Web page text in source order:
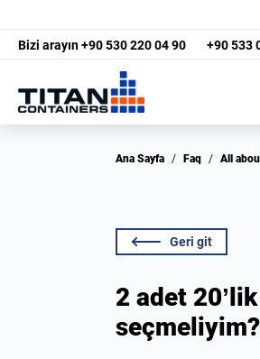
Bizi arayın+90 530 220 04 90 +90 533
Ana Sayfa / Faq / All
Geri git
2 adet
seçmeliyim?